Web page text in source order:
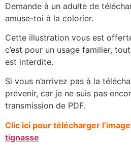
Demande à un adulte de
amuse-toi à la colorier.
Cette illustration vous est
c’est pour un usage familier,
est interdite.
Si vous n’arrivez pas à la
prévenir, car je ne suis pas
transmission de PDF.
Clic ici pour télécharger l’image
tignasse